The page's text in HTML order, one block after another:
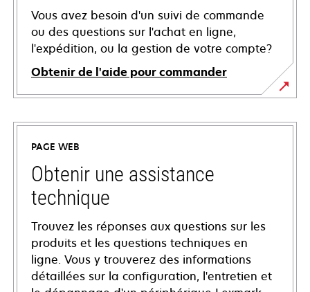
Vous avez besoin d'un suivi de commande
ou des questions sur l'achat en ligne,
l'expédition, ou la gestion de votre compte?
Obtenir de l'aide pour commander
PAGE WEB
Obtenir une assistance
technique
Trouvez les réponses aux questions sur les
produits et les questions techniques en
ligne. Vous y trouverez des informations
détaillées sur la configuration, l'entretien et